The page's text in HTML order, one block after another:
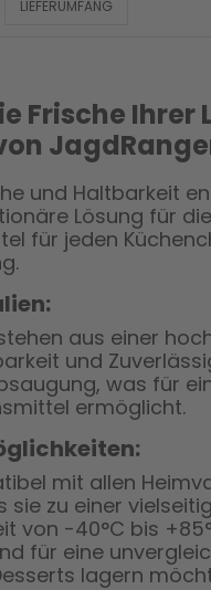
LIEFERUMFANG
Frische
und Haltbarkeit
Lösung für
für jeden
aus einer
und
was für
ermöglicht.
mit allen
sie zu einer
von -40°C bis
für eine
lagern